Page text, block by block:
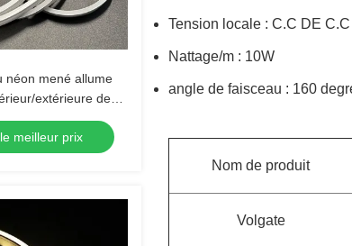
néon mené allume
extérieure de
12W de silicium de
meilleur prix
Tension locale : C.C DE
Nattage/m : 10W
angle de faisceau : 160
Nom de produit
Volgate